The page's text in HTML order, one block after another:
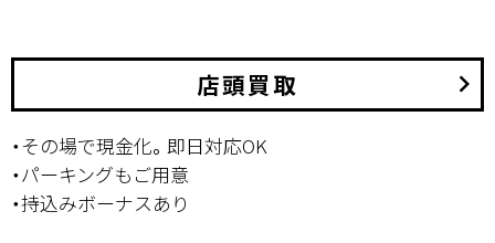
店頭買取 keyboard_arrow_right
・その場で現金化。即日対応OK
・パーキングもご用意
・持込みボーナスあり